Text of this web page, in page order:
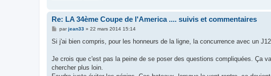
Re: LA 34ème Coupe de l'America .... suivis et commentaires
M
s
s
g
parjean33» 22 mars 2014 15:14
Si j'ai bien compris, pour les honneurs de la ligne, la concurrence avec un
Je crois que c'est pas la peine de se poser des questions compliquées. Ça
chercher plus loin.